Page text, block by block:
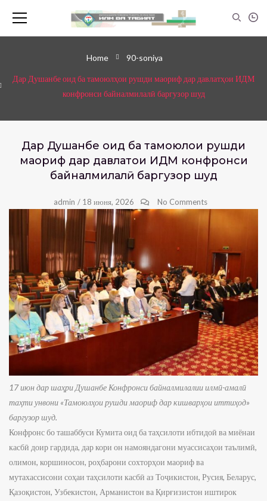
Home 90-soniya
Дар Душанбе оид ба тамоюлҳои рушди маориф дар давлатҳои ИДМ
конфронси байналмилалӣ баргузор шуд
Дар Душанбе оид ба тамоюлҳои рушди
маориф дар давлатҳои ИДМ конфронси
байналмилалӣ баргузор шуд
admin / 18 июня, 2026 No Comments
17 июн дар шаҳри Душанбе Конфронси байналмилалии илмӣ-амалӣ
таҳти унвони «Тамоюлҳои рушди маориф дар кишварҳои иттиҳод»
баргузор шуд.
Конфронс бо ташаббуси Кумита оид ба таҳсилоти ибтидоӣ ва миёнаи
касбӣ доир гардида, дар кори он намояндагони муассисаҳои таълимӣ,
олимон, коршиносон, роҳбарони сохторҳои маориф ва
мутахассисони соҳаи таҳсилоти касбӣ аз Тоҷикистон, Русия, Беларус,
Қазоқистон, Узбекистон, Арманистон ва Қирғизистон иштирок